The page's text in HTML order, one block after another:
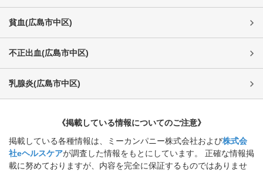
貧血(広島市中区)
不正出血(広島市中区)
乳腺炎(広島市中区)
《掲載している情報についてのご注意》
掲載している各種情報は、ミーカンパニー株式会社および株式会
社eヘルスケアが調査した情報をもとにしています。 正確な情報掲
載に努めておりますが、内容を完全に保証するものではありませ